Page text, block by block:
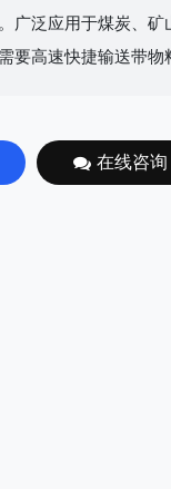
广泛应用于煤炭、
要高速快捷输送带物
在线咨询